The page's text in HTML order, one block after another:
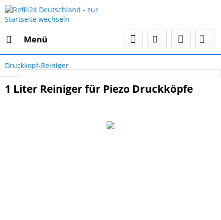
Menü
Druckkopf-Reiniger
1 Liter Reiniger für Piezo Druckköpfe